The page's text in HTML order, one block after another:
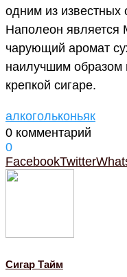
одним из известных
Наполеон является
чарующий аромат
наилучшим образом
крепкой сигаре.
алкогольконьяк
0 комментарий
0
FacebookTwitter
Cигар Тайм